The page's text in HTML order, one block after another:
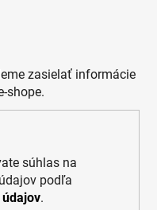
zasielať informácie
shope.
súhlas na
podľa
.